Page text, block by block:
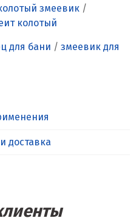
змеевик /
колотый
для бани / змеевик для
доставка